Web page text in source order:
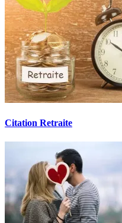
Citation Retraite